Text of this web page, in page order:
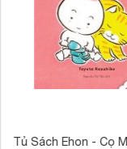
Tủ Sách Ehon - Cọ